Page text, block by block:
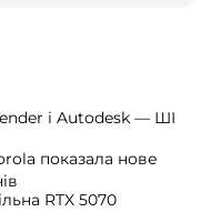
і Autodesk — ШІ
показала нове
RTX 5070